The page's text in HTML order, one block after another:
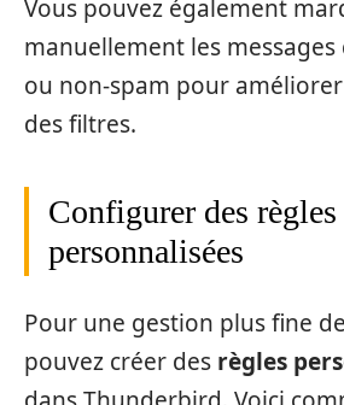
Vous pouvez également
manuellement les
ou non-spam pour
des filtres.
Configurer des règles
personnalisées
Pour une gestion plus fine
pouvez créer des règles